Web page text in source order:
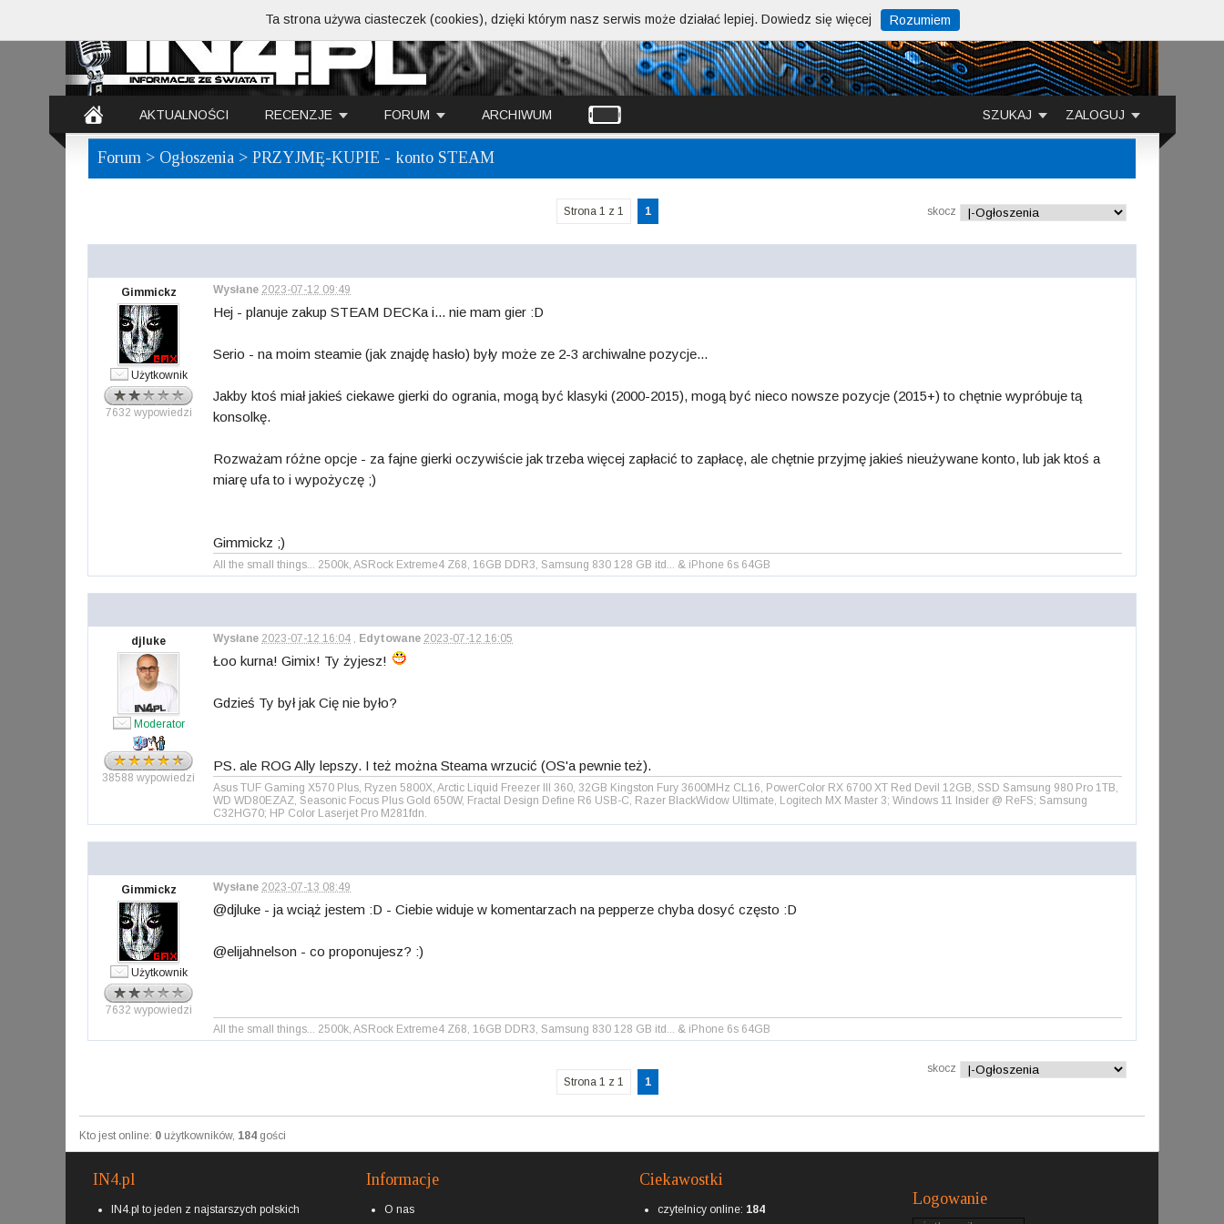
AKTUALNOŚCI RECENZJE FORUM ARCHIWUM ZALOGUJ
SZUKAJ
Forum > Ogłoszenia > PRZYJMĘ-KUPIE - konto STEAM
Strona 1 z 1 1 skocz
Gimmickz
Użytkownik
7632 wypowiedzi
Wysłane 2023-07-12 09:49
Hej - planuje zakup STEAM DECKa i... nie mam gier :D
Serio - na moim steamie (jak znajdę hasło) były może ze 2-3 archiwalne pozycje...
Jakby ktoś miał jakieś ciekawe gierki do ogrania, mogą być klasyki (2000-2015), mogą być nieco nowsze pozycje (2015+) to chętnie wypróbuje tą
konsolkę.
Rozważam różne opcje - za fajne gierki oczywiście jak trzeba więcej zapłacić to zapłacę, ale chętnie przyjmę jakieś nieużywane konto, lub jak ktoś a
miarę ufa to i wypożyczę ;)
Gimmickz ;)
All the small things... 2500k, ASRock Extreme4 Z68, 16GB DDR3, Samsung 830 128 GB itd... & iPhone 6s 64GB
djluke
Moderator
38588 wypowiedzi
Wysłane 2023-07-12 16:04 , Edytowane 2023-07-12 16:05
Łoo kurna! Gimix! Ty żyjesz!
Gdzieś Ty był jak Cię nie było?
PS. ale ROG Ally lepszy. I też można Steama wrzucić (OS'a pewnie też).
Asus TUF Gaming X570 Plus, Ryzen 5800X, Arctic Liquid Freezer III 360, 32GB Kingston Fury 3600MHz CL16, PowerColor RX 6700 XT Red Devil 12GB, SSD Samsung 980 Pro 1TB,
WD WD80EZAZ, Seasonic Focus Plus Gold 650W, Fractal Design Define R6 USB-C, Razer BlackWidow Ultimate, Logitech MX Master 3; Windows 11 Insider @ ReFS; Samsung
C32HG70; HP Color Laserjet Pro M281fdn.
Gimmickz
Użytkownik
7632 wypowiedzi
Wysłane 2023-07-13 08:49
@djluke - ja wciąż jestem :D - Ciebie widuje w komentarzach na pepperze chyba dosyć często :D
@elijahnelson - co proponujesz? :)
All the small things... 2500k, ASRock Extreme4 Z68, 16GB DDR3, Samsung 830 128 GB itd... & iPhone 6s 64GB
Strona 1 z 1 1
skocz
Kto jest online: 0 użytkowników, 184 gości
IN4.pl
IN4.pl to jeden z najstarszych polskich
Informacje
O nas
Ciekawostki
czytelnicy online: 184
Logowanie
Ta strona używa ciasteczek (cookies), dzięki którym nasz serwis może działać lepiej. Dowiedz się więcej Rozumiem